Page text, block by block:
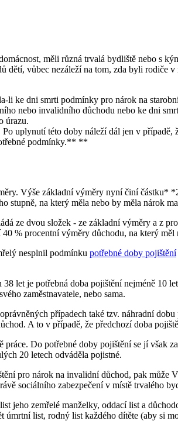
měli různá trvalá bydliště nebo s
vůbec nezáleží na tom, zda byli rodiče
li ke dni smrti podmínky pro nárok na
nebo invalidního důchodu nebo ke dni
úrazu.
uplynutí této doby náleží dál jen v
podmínky.** **
Výše základní výměry nyní činí
na který měla nebo by měla nárok
ze dvou složek - ze základní výměry a z
% procentní výměry důchodu, na který
nesplnil podmínku potřebné doby pojištění
let je potřebná doba pojištění nejméně
zaměstnavatele, nebo sama.
případech také tzv. náhradní
A to v případě, že předchozí doba
Do potřebné doby pojištění se jí však
20 letech odváděla pojistné.
pro nárok na invalidní důchod, pak
sociálního zabezpečení v místě trvalého
jeho zemřelé manželky, oddací list a
list, rodný list každého dítěte (aby si